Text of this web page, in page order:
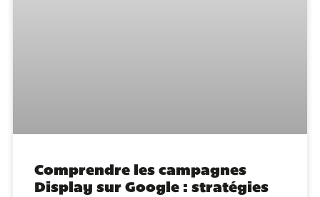
Comprendre les campagnes
Display sur Google : stratégies